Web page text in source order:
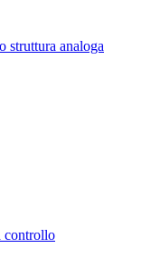
struttura analoga
controllo